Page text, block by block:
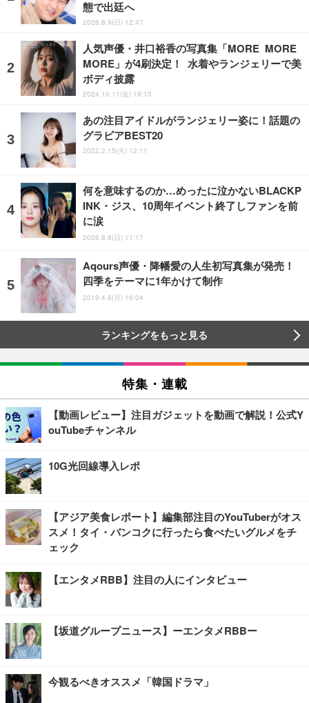
態で出廷へ
2026.8.9(日) 12:47
人気声優・井口裕香の写真集「MORE MORE
MORE」が4刷決定！ 水着やランジェリーで美
ボディ披露
2024.10.11(金) 19:15
あの注目アイドルがランジェリー姿に！話題の
グラビアBEST20
2022.2.15(火) 12:11
何を意味するのか…めったに泣かないBLACKP
INK・ジス、10周年イベント終了しファンを前
に涙
2026.8.9(日) 11:17
Aqours声優・降幡愛の人生初写真集が発売！
四季をテーマに1年かけて制作
2019.4.8(月) 16:04
ランキングをもっと見る
特集・連載
【動画レビュー】注目ガジェットを動画で解説！公式Y
ouTubeチャンネル
10G光回線導入レポ
【アジア美食レポート】編集部注目のYouTuberがオス
スメ！タイ・バンコクに行ったら食べたいグルメをチ
ェック
【エンタメRBB】注目の人にインタビュー
【坂道グループニュース】ーエンタメRBBー
今観るべきオススメ「韓国ドラマ」